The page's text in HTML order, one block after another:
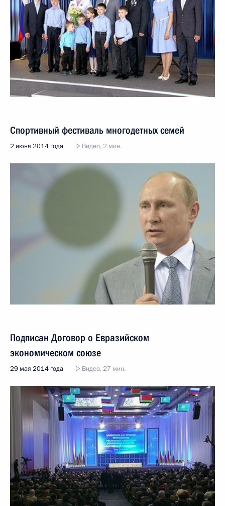
Спортивный фестиваль многодетных семей
2 июня 2014 года Видео, 2 мин.
Подписан Договор о Евразийском
экономическом союзе
29 мая 2014 года Видео, 27 мин.